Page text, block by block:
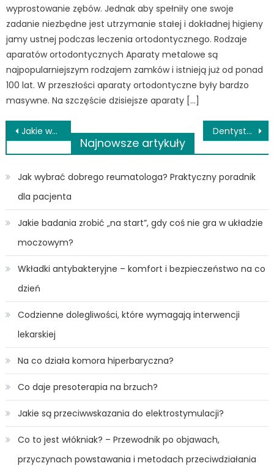
wyprostowanie zębów. Jednak aby spełniły one swoje
zadanie niezbędne jest utrzymanie stałej i dokładnej higieny
jamy ustnej podczas leczenia ortodontycznego. Rodzaje
aparatów ortodontycznych Aparaty metalowe są
najpopularniejszym rodzajem zamków i istnieją już od ponad
100 lat. W przeszłości aparaty ortodontyczne były bardzo
masywne. Na szczęście dzisiejsze aparaty […]
Nawigacja
wpisu
Jakie wsparcie dla skóry i zdrowia oferują Oeparol kapsułki i Belcura emulsja? Dentysta Gliwice – jak wybrać odpowiedniego specjalistę?
Najnowsze artykuły
Jak wybrać dobrego reumatologa? Praktyczny poradnik
dla pacjenta
Jakie badania zrobić „na start”, gdy coś nie gra w układzie
moczowym?
Wkładki antybakteryjne – komfort i bezpieczeństwo na co
dzień
Codzienne dolegliwości, które wymagają interwencji
lekarskiej
Na co działa komora hiperbaryczna?
Co daje presoterapia na brzuch?
Jakie są przeciwwskazania do elektrostymulacji?
Co to jest włókniak? – Przewodnik po objawach,
przyczynach powstawania i metodach przeciwdziałania